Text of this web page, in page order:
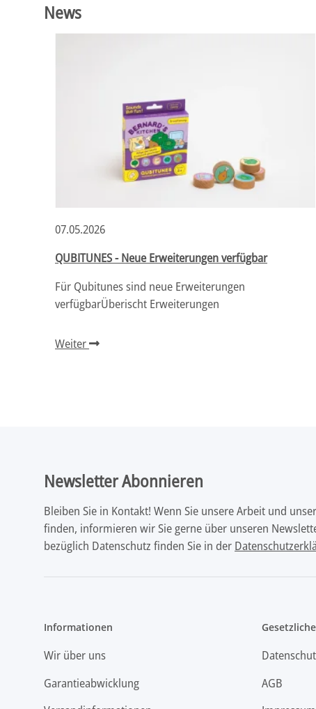
News
07.05.2026
QUBITUNES - Neue Erweiterungen verfügbar
Für Qubitunes sind neue Erweiterungen
verfügbarÜberischt Erweiterungen
Weiter
Newsletter Abonnieren
Bleiben Sie in Kontakt! Wenn Sie unsere Arbeit und
finden, informieren wir Sie gerne über unseren
bezüglich Datenschutz finden Sie in der
Informationen
Wir über uns
Garantieabwicklung
AGB